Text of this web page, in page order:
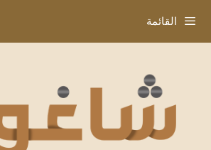
إلى
المحتوى
القائمة